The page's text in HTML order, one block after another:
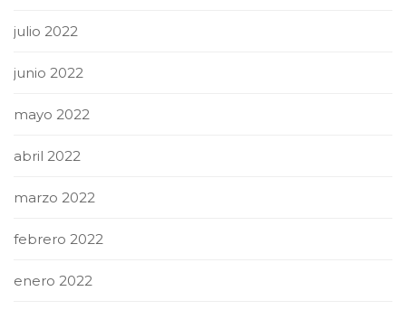
julio 2022
junio 2022
mayo 2022
abril 2022
marzo 2022
febrero 2022
enero 2022